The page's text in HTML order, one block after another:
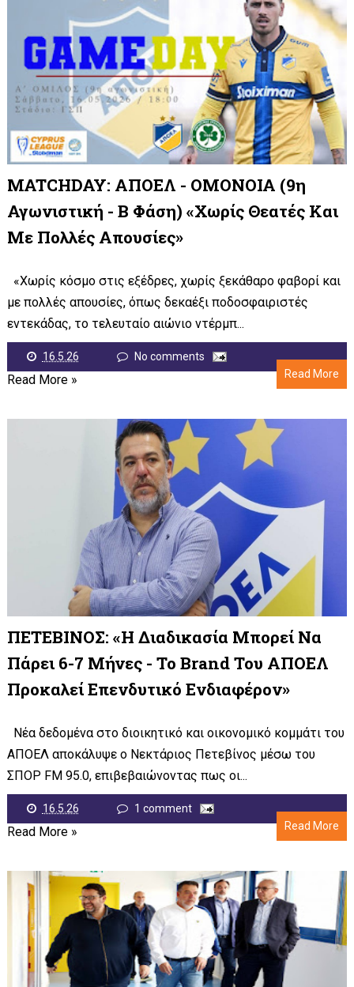
MATCHDAY: ΑΠΟΕΛ - ΟΜΟΝΟΙΑ (9η
Αγωνιστική - Β Φάση) «Χωρίς Θεατές Και
Με Πολλές Απουσίες»
«Χωρίς κόσμο στις εξέδρες, χωρίς ξεκάθαρο φαβορί και
με πολλές απουσίες, όπως δεκαέξι ποδοσφαιριστές
εντεκάδας, το τελευταίο αιώνιο ντέρμπ...
16.5.26
No comments
Read More
Read More »
ΠΕΤΕΒΙΝΟΣ: «Η Διαδικασία Μπορεί Να
Πάρει 6-7 Μήνες - Το Brand Του ΑΠΟΕΛ
Προκαλεί Επενδυτικό Ενδιαφέρον»
Νέα δεδομένα στο διοικητικό και οικονομικό κομμάτι του
ΑΠΟΕΛ αποκάλυψε ο Νεκτάριος Πετεβίνος μέσω του
ΣΠΟΡ FM 95.0, επιβεβαιώνοντας πως οι...
16.5.26
1 comment
Read More
Read More »